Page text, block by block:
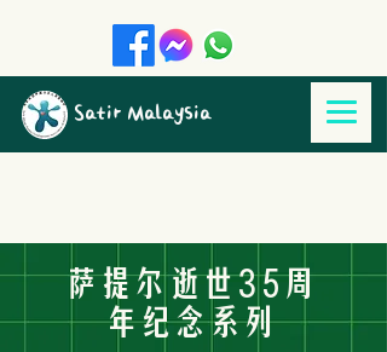
Satir Malaysia
萨提尔逝世35周
年纪念系列